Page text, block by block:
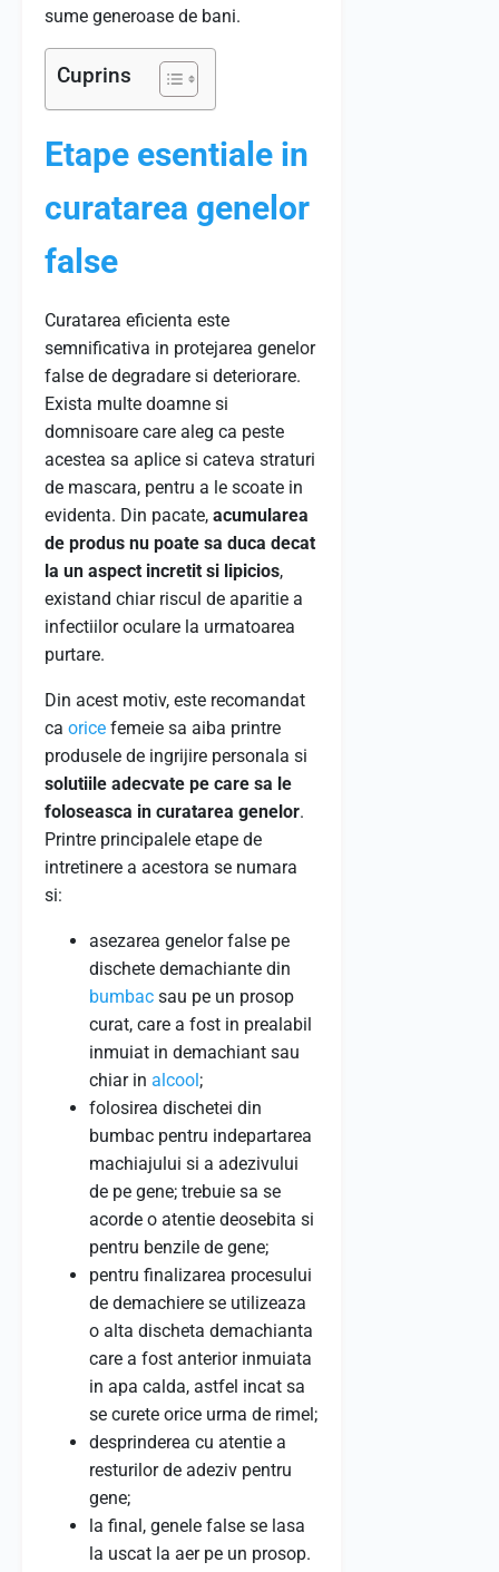
sume generoase de bani.
Cuprins
Etape esentiale in
curatarea genelor
false
Curatarea eficienta este
semnificativa in protejarea genelor
false de degradare si deteriorare.
Exista multe doamne si
domnisoare care aleg ca peste
acestea sa aplice si cateva straturi
de mascara, pentru a le scoate in
evidenta. Din pacate, acumularea
de produs nu poate sa duca decat
la un aspect incretit si lipicios,
existand chiar riscul de aparitie a
infectiilor oculare la urmatoarea
purtare.
Din acest motiv, este recomandat
ca orice femeie sa aiba printre
produsele de ingrijire personala si
solutiile adecvate pe care sa le
foloseasca in curatarea genelor.
Printre principalele etape de
intretinere a acestora se numara
si:
asezarea genelor false pe
dischete demachiante din
bumbac sau pe un prosop
curat, care a fost in prealabil
inmuiat in demachiant sau
chiar in alcool;
folosirea dischetei din
bumbac pentru indepartarea
machiajului si a adezivului
de pe gene; trebuie sa se
acorde o atentie deosebita si
pentru benzile de gene;
pentru finalizarea procesului
de demachiere se utilizeaza
o alta discheta demachianta
care a fost anterior inmuiata
in apa calda, astfel incat sa
se curete orice urma de rimel;
desprinderea cu atentie a
resturilor de adeziv pentru
gene;
la final, genele false se lasa
la uscat la aer pe un prosop.